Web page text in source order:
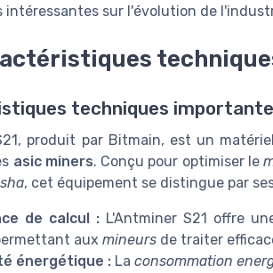
intéressantes sur l'évolution de
techniques
produit par Bitmain, est un
asic miners. Conçu pour optimiser le
sha, cet équipement se distingue par
de calcul : L'Antminer S21 offre
aux mineurs de traiter
énergétique : La consommation